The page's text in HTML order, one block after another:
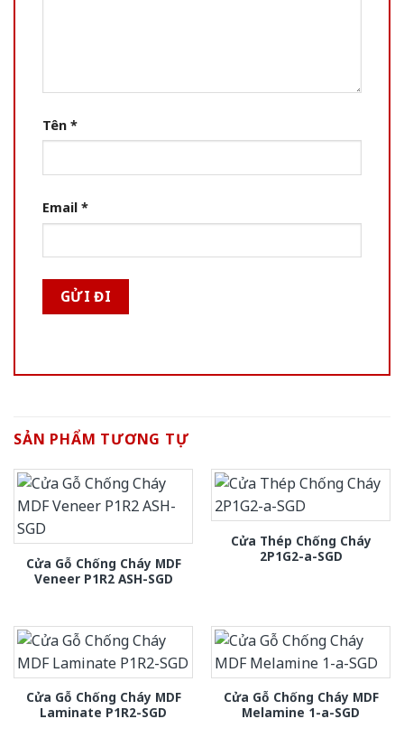
Tên *
Email *
SẢN PHẨM TƯƠNG TỰ
Cửa Gỗ Chống Cháy MDF
Veneer P1R2 ASH-SGD
Cửa Thép Chống Cháy
2P1G2-a-SGD
Cửa Gỗ Chống Cháy MDF
Laminate P1R2-SGD
Cửa Gỗ Chống Cháy MDF
Melamine 1-a-SGD